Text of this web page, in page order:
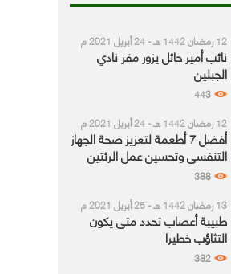
12 رمضان 1442 هـ - 24 أبريل 2021 م
نائب أمير حائل يزور مقر نادي
الجبلين
443
12 رمضان 1442 هـ - 24 أبريل 2021 م
أفضل 7 أطعمة لتعزيز صحة الجهاز
التنفسي وتحسين عمل الرئتين
388
13 رمضان 1442 هـ - 25 أبريل 2021 م
طبيبة أعصاب تحدد متى يكون
التثاؤب خطيرا
382